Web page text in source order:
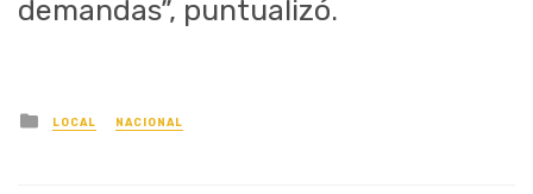
demandas”, puntualizó.
Posted
in
LOCAL NACIONAL